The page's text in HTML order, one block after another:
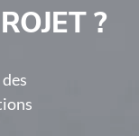
?